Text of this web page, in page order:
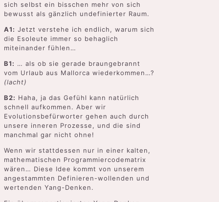
sich selbst ein bisschen mehr von sich
bewusst als gänzlich undefinierter Raum.
A1: Jetzt verstehe ich endlich, warum sich
die Esoleute immer so behaglich
miteinander fühlen…
B1: … als ob sie gerade braungebrannt
vom Urlaub aus Mallorca wiederkommen…?
(lacht)
B2: Haha, ja das Gefühl kann natürlich
schnell aufkommen. Aber wir
Evolutionsbefürworter gehen auch durch
unsere inneren Prozesse, und die sind
manchmal gar nicht ohne!
Wenn wir stattdessen nur in einer kalten,
mathematischen Programmiercodematrix
wären… Diese Idee kommt von unserem
angestammten Definieren-wollenden und
wertenden Yang-Denken.